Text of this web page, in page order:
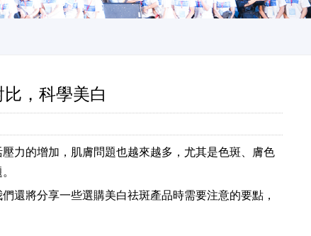
，科學美白
力的增加，肌膚問題也越來越多，尤其是色斑、膚色
還將分享一些選購美白祛斑產品時需要注意的要點，